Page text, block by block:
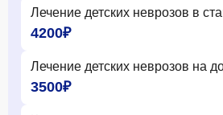
Лечение детских неврозов в
4200₽
Лечение детских неврозов на
3500₽